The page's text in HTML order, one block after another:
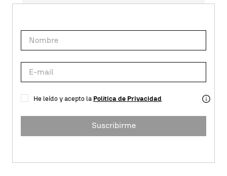
He leído y acepto la Política de Privacidad
Suscribirme